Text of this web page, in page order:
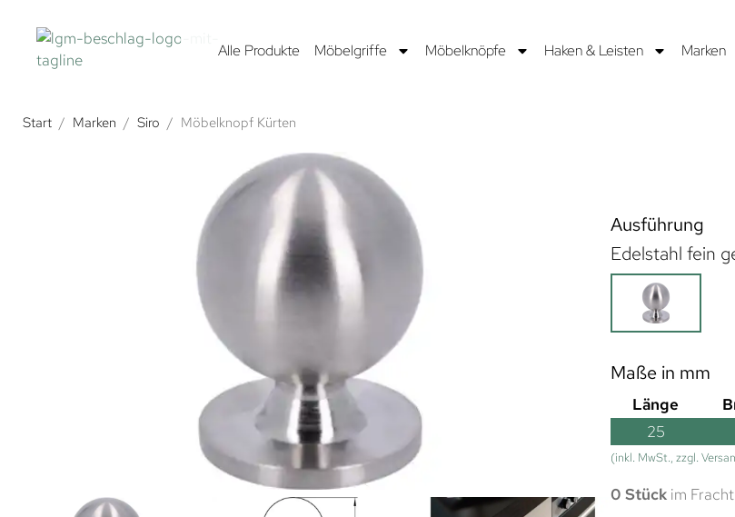
Alle Produkte Möbelgriffe Möbelknöpfe Haken & Leisten Marken
Start / Marken / Siro / Möbelknopf Kürten
Ausführung
Edelstahl fein
Maße in mm
Länge
25
(inkl. MwSt., zzgl.
0 Stück im